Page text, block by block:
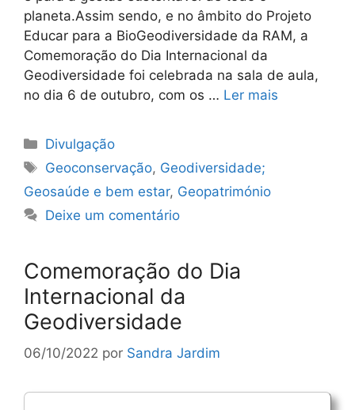
planeta.Assim sendo, e no âmbito do Projeto
Educar para a BioGeodiversidade da RAM, a
Comemoração do Dia Internacional da
Geodiversidade foi celebrada na sala de aula,
no dia 6 de outubro, com os … Ler mais
Categorias
Divulgação
Etiquetas
Geoconservação, Geodiversidade;
Geosaúde e bem estar, Geopatrimónio
Deixe um comentário
Comemoração do Dia
Internacional da
Geodiversidade
06/10/2022 por Sandra Jardim